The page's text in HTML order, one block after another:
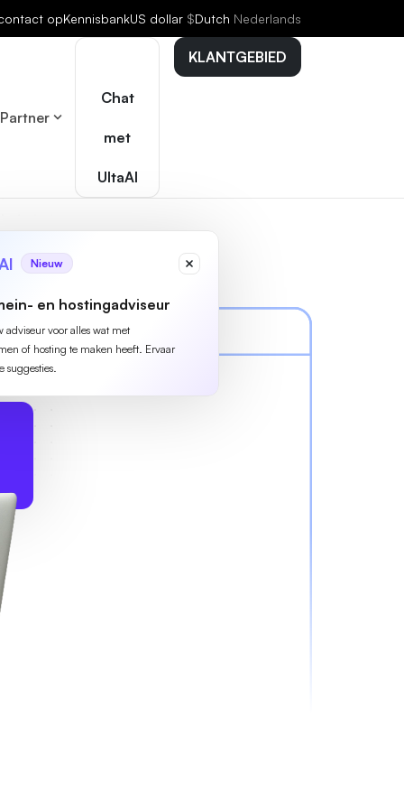
opKennisbankUS dollar $Dutch Nederlands
Partner
Chat
met
UltaAI
Nieuw
en hostingadviseur
adviseur voor alles wat met
of hosting te maken heeft. Ervaar
suggesties.
KLANTGEBIED